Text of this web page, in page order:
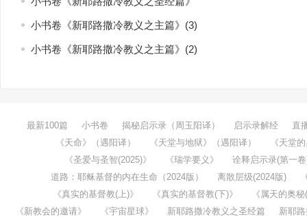
小书卷《新耶路撒冷教义之主篇》(3)
小书卷《新耶路撒冷教义之主篇》(2)
最新100篇 小书卷 揭秘启示录（周玉阳译） 启示录解经
直
《天命》（遇阳译）
《天堂与地狱》（遇阳译）
《天堂
《圣爱与圣智(2025)》
《瑞学要义》
诠释启示录(第一
道路：耶稣基督的内在生命（2024版）
离散层级(2024版)
《真实的基督教(上)》
《真实的基督教(下)》
《属天的奥
《新教会的邀请》
《宇宙星球》 新耶路撒冷教义之圣经篇
新耶